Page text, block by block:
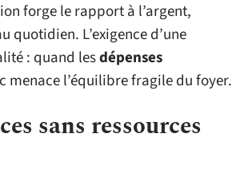
forge le rapport à l’argent,
quotidien. L’exigence d’une
: quand lesdépenses
menace l’équilibre fragile du foyer.
sans ressources